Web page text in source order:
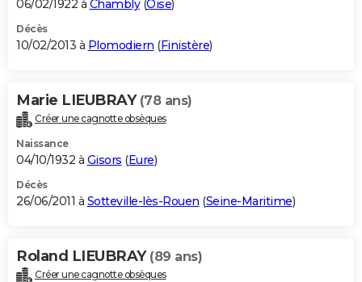
06/02/1922 à Chambly(Oise)
Décès
10/02/2013 à Plomodiern (Finistère)
Marie LIEUBRAY (78 ans)
Créer une cagnotte obsèques
Naissance
04/10/1932 à Gisors (Eure)
Décès
26/06/2011 à Sotteville-lès-Rouen (Seine-Maritime)
Roland LIEUBRAY (89 ans)
Créer une cagnotte obsèques